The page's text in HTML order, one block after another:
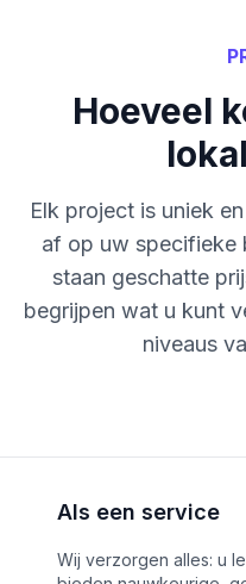
Hoeveel
Elk project is uniek
af op uw specifieke
staan geschatte
begrijpen wat u kunt
niveaus
Als een service
Wij verzorgen alles: u